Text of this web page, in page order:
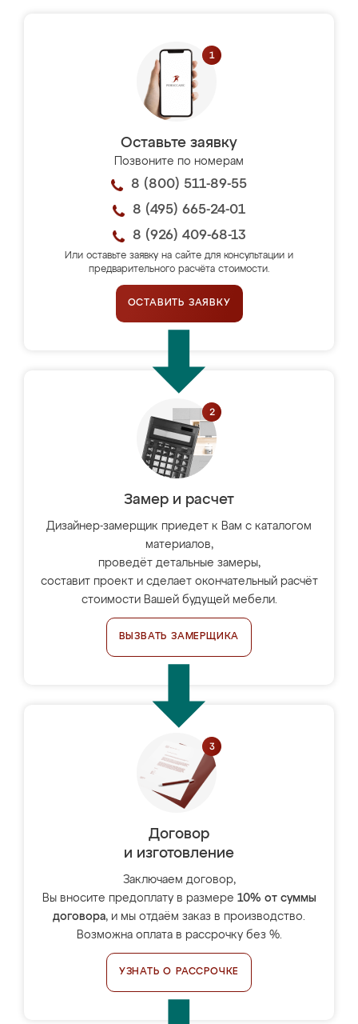
Оставьте заявку
Позвоните по номерам
8 (800) 511-89-55
8 (495) 665-24-01
8 (926) 409-68-13
Или оставьте заявку на сайте для консультации и
предварительного расчёта стоимости.
ОСТАВИТЬ ЗАЯВКУ
Замер и расчет
Дизайнер-замерщик приедет к Вам с каталогом
материалов,
проведёт детальные замеры,
составит проект и сделает окончательный расчёт
стоимости Вашей будущей мебели.
ВЫЗВАТЬ ЗАМЕРЩИКА
Договор
и изготовление
Заключаем договор,
Вы вносите предоплату в размере 10% от суммы
договора, и мы отдаём заказ в производство.
Возможна оплата в рассрочку без %.
УЗНАТЬ О РАССРОЧКЕ